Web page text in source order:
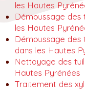
les Hautes
Démoussage des
les Hautes
Démoussage des
dans les Hautes
Nettoyage des
Hautes Pyrénées
Traitement des